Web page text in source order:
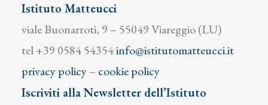
Istituto Matteucci
viale Buonarroti, 9 – 55049 Viareggio (LU)
tel +39 0584 54354info@istitutomatteucci.it
privacy policy– cookie policy
Iscriviti alla Newsletter dell’Istituto